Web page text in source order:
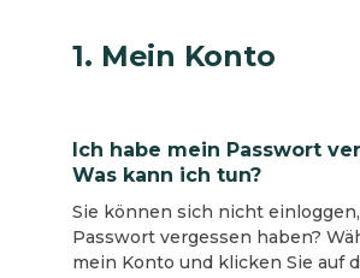
1. Mein Konto
Ich habe mein Passwort
Was kann ich tun?
Sie können sich nicht
Passwort vergessen haben?
mein Konto und klicken Sie auf